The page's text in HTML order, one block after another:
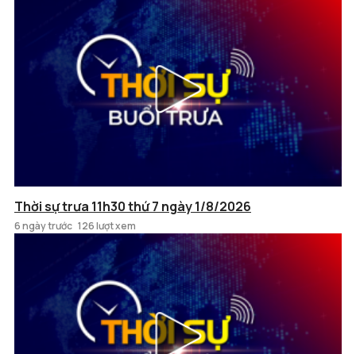
Thời sự trưa 11h30 thứ 7 ngày 1/8/2026
6 ngày trước 126 lượt xem